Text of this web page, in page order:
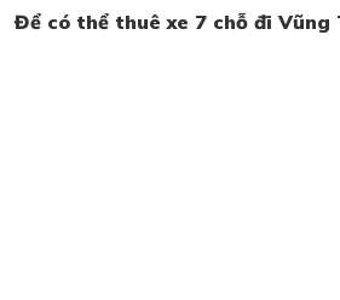
Để có thể thuê xe 7 chỗ đi Vũng